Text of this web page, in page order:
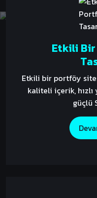
Etkili
Etkili bir portföy
kaliteli içerik,
güçlü